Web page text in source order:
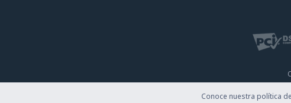
Conoce nuestra política